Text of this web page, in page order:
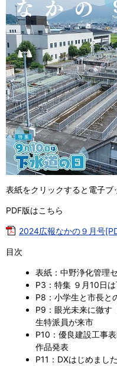
表紙をクリックすると電子ブ
PDF版はこちら
2024広報なかの９月号
目次
表紙：中野浄化管理
P3：特集 ９月10日
P8：小学生と市長と
P9：眼光未来に徹す
生特派員が来市
P10：優良建設工事
作品発表
P11：DXはじめまし